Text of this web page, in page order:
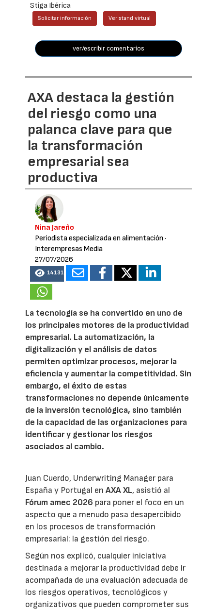
Stiga Ibérica
Solicitar información Ver stand virtual
ver/escribir comentarios
AXA destaca la gestión
del riesgo como una
palanca clave para que
la transformación
empresarial sea
productiva
Nina Jareño
Periodista especializada en alimentación ·
Interempresas Media
27/07/2026
14131
La tecnología se ha convertido en uno de
los principales motores de la productividad
empresarial. La automatización, la
digitalización y el análisis de datos
permiten optimizar procesos, mejorar la
eficiencia y aumentar la competitividad. Sin
embargo, el éxito de estas
transformaciones no depende únicamente
de la inversión tecnológica, sino también
de la capacidad de las organizaciones para
identificar y gestionar los riesgos
asociados al cambio.
Juan Cuerdo, Underwriting Manager para
España y Portugal enAXA XL, asistió al
Fórum amec 2026 para poner el foco en un
aspecto que a menudo pasa desapercibido
en los procesos de transformación
empresarial: la gestión del riesgo.
Según nos explicó, cualquier iniciativa
destinada a mejorar la productividad debe ir
acompañada de una evaluación adecuada de
los riesgos operativos, tecnológicos y
organizativos que pueden comprometer sus